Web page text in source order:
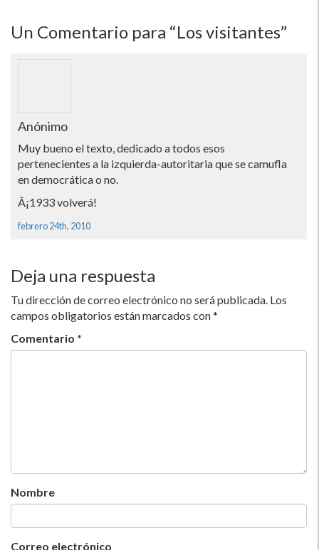
Un Comentario para “Los visitantes”
Anónimo
Muy bueno el texto, dedicado a todos esos
pertenecientes a la izquierda-autoritaria que se camufla
en democrática o no.
Â¡1933 volverá!
febrero 24th, 2010
Deja una respuesta
Tu dirección de correo electrónico no será publicada. Los
campos obligatorios están marcados con*
Comentario *
Nombre
Correo electrónico